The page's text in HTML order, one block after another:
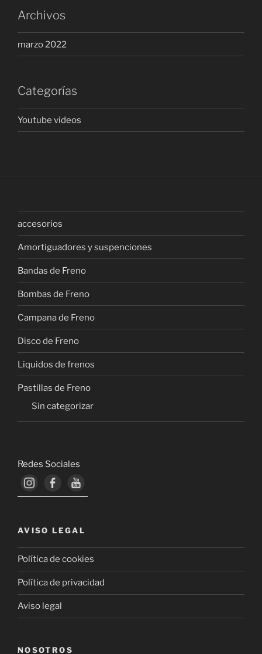
Archivos
marzo 2022
Categorías
Youtube videos
accesorios
Amortiguadores y suspenciones
Bandas de Freno
Bombas de Freno
Campana de Freno
Disco de Freno
Liquidos de frenos
Pastillas de Freno
Sin categorizar
Redes Sociales
AVISO LEGAL
Política de cookies
Política de privacidad
Aviso legal
NOSOTROS